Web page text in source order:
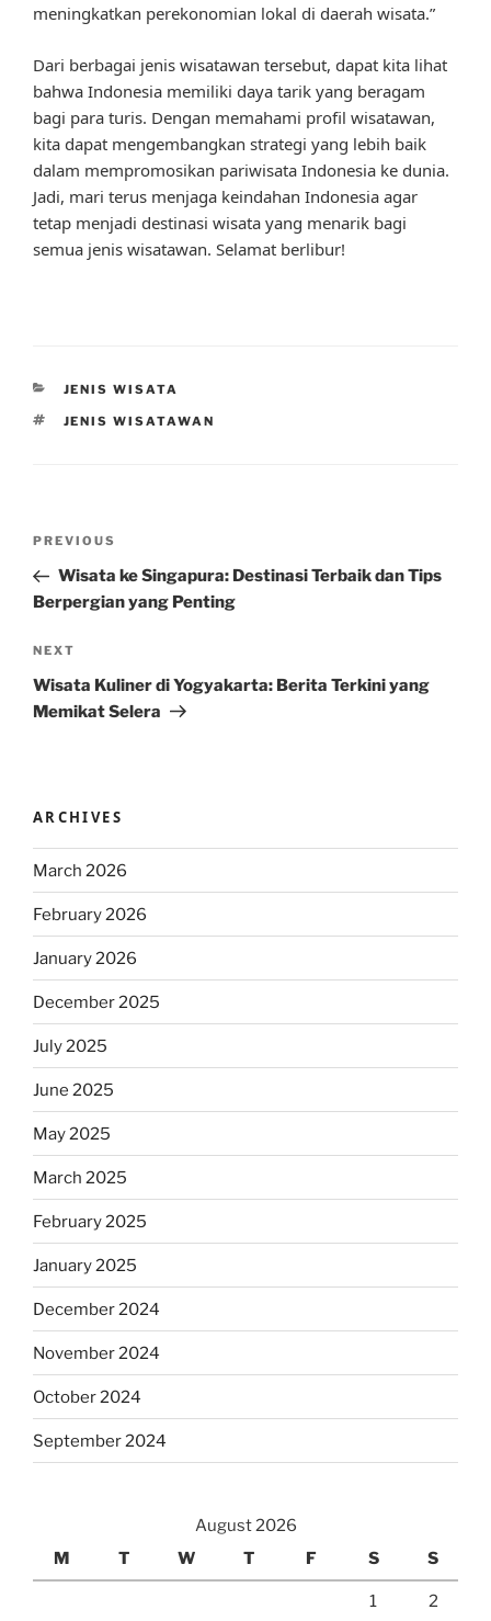
meningkatkan perekonomian lokal di daerah wisata.”
Dari berbagai jenis wisatawan tersebut, dapat kita lihat
bahwa Indonesia memiliki daya tarik yang beragam
bagi para turis. Dengan memahami profil wisatawan,
kita dapat mengembangkan strategi yang lebih baik
dalam mempromosikan pariwisata Indonesia ke dunia.
Jadi, mari terus menjaga keindahan Indonesia agar
tetap menjadi destinasi wisata yang menarik bagi
semua jenis wisatawan. Selamat berlibur!
CATEGORIES
JENIS WISATA
TAGS
JENIS WISATAWAN
Previous
Post
PREVIOUS
Wisata ke Singapura: Destinasi Terbaik dan Tips
Berpergian yang Penting
Next
Post
NEXT
Wisata Kuliner di Yogyakarta: Berita Terkini yang
Memikat Selera
ARCHIVES
March 2026
February 2026
January 2026
December 2025
July 2025
June 2025
May 2025
March 2025
February 2025
January 2025
December 2024
November 2024
October 2024
September 2024
August 2026
M
T W T F S S
1 2